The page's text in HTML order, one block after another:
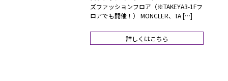
ズファッションフロア（※TAKEYA3-1Fフ
ロアでも開催！） MONCLER、TA […]
詳しくはこちら